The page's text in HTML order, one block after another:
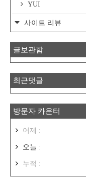
YUI
사이트 리뷰
글보관함
최근댓글
방문자 카운터
어제 :
오늘 :
누적 :